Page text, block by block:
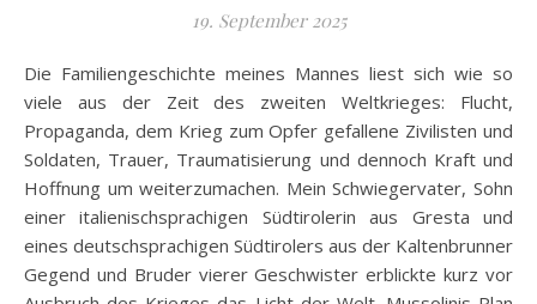
19. September 2025
Die Familiengeschichte meines Mannes liest sich wie so
viele aus der Zeit des zweiten Weltkrieges: Flucht,
Propaganda, dem Krieg zum Opfer gefallene Zivilisten und
Soldaten, Trauer, Traumatisierung und dennoch Kraft und
Hoffnung um weiterzumachen. Mein Schwiegervater, Sohn
einer italienischsprachigen Südtirolerin aus Gresta und
eines deutschsprachigen Südtirolers aus der Kaltenbrunner
Gegend und Bruder vierer Geschwister erblickte kurz vor